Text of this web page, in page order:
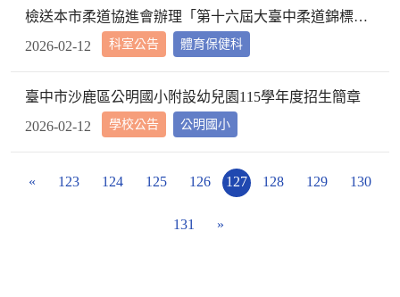
科室公告
檢送本市柔道協進會辦理「第十六屆大臺中柔道錦標賽暨第十八屆柔協盃柔道錦標賽」及「第九屆武德盃中小學柔道錦標賽」競賽規程，請查照。
體育保健科
2026-02-12
學校公告
臺中市沙鹿區公明國小附設幼兒園115學年度招生簡章
公明國小
2026-02-12
« 123 124 125 126 127 128 129 130
131 »